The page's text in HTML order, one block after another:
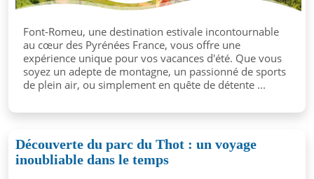
Font-Romeu, une destination estivale incontournable
au cœur des Pyrénées France, vous offre une
expérience unique pour vos vacances d'été. Que vous
soyez un adepte de montagne, un passionné de sports
de plein air, ou simplement en quête de détente ...
Découverte du parc du Thot : un voyage
inoubliable dans le temps